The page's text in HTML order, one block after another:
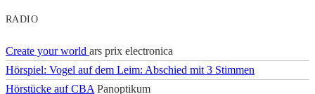
RADIO
Create your world ars prix electronica
Hörspiel: Vogel auf dem Leim: Abschied mit 3 Stimmen
Hörstücke auf CBA Panoptikum